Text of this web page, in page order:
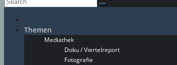
Themen
Mediathek
Doku / Viertelreport
Fotografie